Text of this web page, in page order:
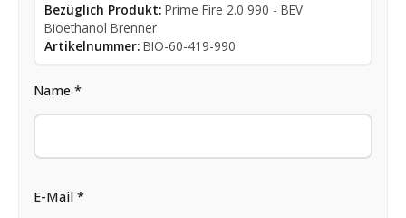
Bezüglich Produkt: Prime Fire 2.0 990 - BEV
Bioethanol Brenner
Artikelnummer: BIO-60-419-990
Name *
E-Mail *